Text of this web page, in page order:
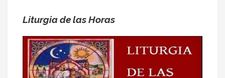
Liturgia de las Horas